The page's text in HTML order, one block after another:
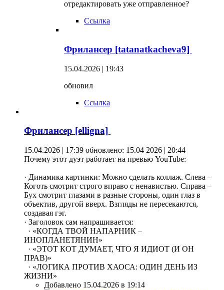
отредактировать уже отправленное?
Ссылка
Фрилансер [tatanatkacheva9]
15.04.2026 | 19:43
обновил
Ссылка
Фрилансер [elligna]
15.04.2026 | 17:39 обновлено: 15.04 2026 | 20:44
Почему этот дуэт работает на превью YouTube:
· Динамика картинки: Можно сделать коллаж. Слева –
Коготь смотрит строго вправо с ненавистью. Справа –
Бух смотрит глазами в разные стороны, один глаз в
объектив, другой вверх. Взгляды не пересекаются,
создавая гэг.
· Заголовок сам напрашивается:
· «КОГДА ТВОЙ НАПАРНИК –
ИНОПЛАНЕТЯНИН»
· «ЭТОТ КОТ ДУМАЕТ, ЧТО Я ИДИОТ (И ОН
ПРАВ)»
· «ЛОГИКА ПРОТИВ ХАОСА: ОДИН ДЕНЬ ИЗ
ЖИЗНИ»
Добавлено 15.04.2026 в 19:14